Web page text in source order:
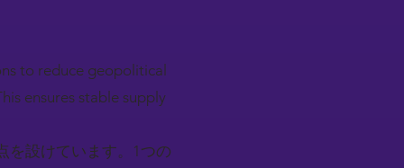
to reduce geopolitical
ensures stable supply
を設けています。1つの